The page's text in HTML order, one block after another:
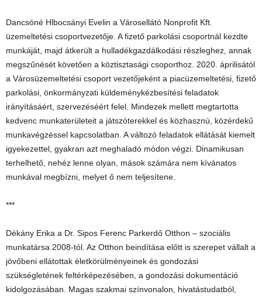
Dancsóné Hlbocsányi Evelin a Városellátó Nonprofit Kft.
üzemeltetési csoportvezetője. A fizető parkolási csoportnál kezdte
munkáját, majd átkerült a hulladékgazdálkodási részleghez, annak
megszűnését követően a köztisztasági csoporthoz. 2020. áprilisától
a Városüzemeltetési csoport vezetőjeként a piacüzemeltetési, fizető
parkolási, önkormányzati küldeménykézbesítési feladatok
irányításáért, szervezéséért felel. Mindezek mellett megtartotta
kedvenc munkaterületeit a játszóterekkel és közhasznú, közérdekű
munkavégzéssel kapcsolatban. A változó feladatok ellátását kiemelt
igyekezettel, gyakran azt meghaladó módon végzi. Dinamikusan
terhelhető, nehéz lenne olyan, mások számára nem kívánatos
munkával megbízni, melyet ő nem teljesítene.
***
Dékány Erika a Dr. Sipos Ferenc Parkerdő Otthon – szociális
munkatársa 2008-tól. Az Otthon beindítása előtt is szerepet vállalt a
jövőbeni ellátottak életkörülményeinek és gondozási
szükségletének feltérképezésében, a gondozási dokumentáció
kidolgozásában. Magas szakmai színvonalon, hivatástudatból,